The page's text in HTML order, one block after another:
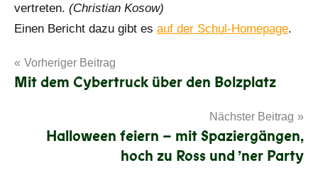
vertreten. (Christian Kosow)
Einen Bericht dazu gibt es auf der Schul-Homepage.
Beitragsnavigation
Vorheriger Beitrag
Mit dem Cybertruck über den Bolzplatz
Nächster Beitrag
Halloween feiern – mit Spaziergängen,
hoch zu Ross und ’ner Party